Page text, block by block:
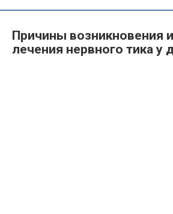
Причины возникновения
лечения нервного тика у